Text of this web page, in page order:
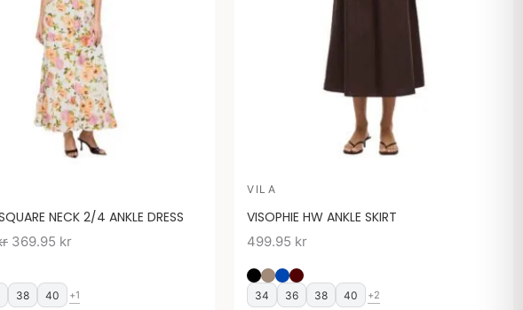
NECK 2/4 ANKLE DRESS
369.95 kr
38 40 +1
VILA
VISOPHIE HW ANKLE SKIRT
499.95 kr
34 36 38 40 +2